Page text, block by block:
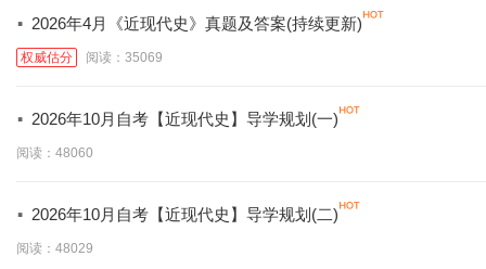
· 2026年4月《近现代史》真题及答案(持续更新)
权威估分 阅读：35069
· 2026年10月自考【近现代史】导学规划(一)
阅读：48060
· 2026年10月自考【近现代史】导学规划(二)
阅读：48029